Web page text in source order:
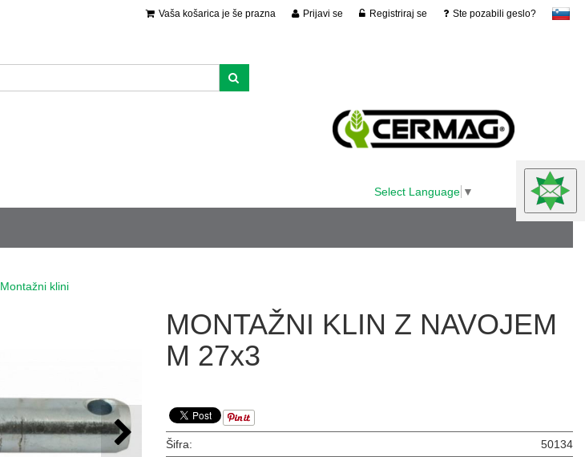
slovensko
Prijavi se Registriraj se Ste pozabili geslo?
Vaša košarica je še prazna
Select Language ▼
Montažni klini
MONTAŽNI KLIN Z NAVOJEM
M 27x3
Šifra:
50134